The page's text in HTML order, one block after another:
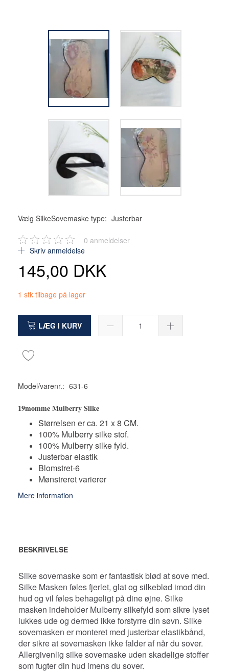
Vælg SilkeSovemaske type: Justerbar
0 anmeldelser
Skriv anmeldelse
145,00 DKK
1 stk tilbage på lager
LÆG I KURV
Model/varenr.: 631-6
19momme Mulberry Silke
Størrelsen er ca. 21 x 8 CM.
100% Mulberry silke stof.
100% Mulberry silke fyld.
Justerbar elastik
Blomstret-6
Mønstreret varierer
Mere information
BESKRIVELSE
Silke sovemaske som er fantastisk blød at sove med.
Silke Masken føles fjerlet, glat og silkeblød imod din
hud og vil føles behageligt på dine øjne. Silke
masken indeholder Mulberry silkefyld som sikre lyset
lukkes ude og dermed ikke forstyrre din søvn. Silke
sovemasken er monteret med justerbar elastikbånd,
der sikre at sovemasken ikke falder af når du sover.
Allergivenlig silke sovemaske uden skadelige stoffer
som fugter din hud imens du sover.